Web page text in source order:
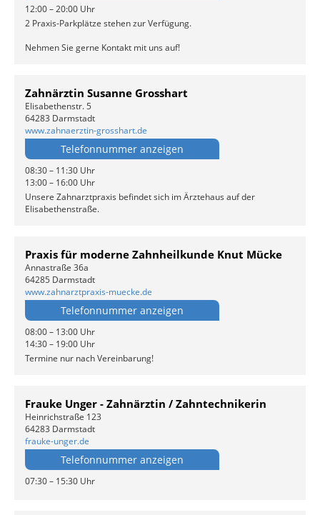
12:00 – 20:00 Uhr
2 Praxis-Parkplätze stehen zur Verfügung.
Nehmen Sie gerne Kontakt mit uns auf!
Zahnärztin Susanne Grosshart
Elisabethenstr. 5
64283 Darmstadt
www.zahnaerztin-grosshart.de
Telefonnummer anzeigen
08:30 – 11:30 Uhr
13:00 – 16:00 Uhr
Unsere Zahnarztpraxis befindet sich im Ärztehaus auf der
Elisabethenstraße.
Praxis für moderne Zahnheilkunde Knut Mücke
Annastraße 36a
64285 Darmstadt
www.zahnarztpraxis-muecke.de
Telefonnummer anzeigen
08:00 – 13:00 Uhr
14:30 – 19:00 Uhr
Termine nur nach Vereinbarung!
Frauke Unger - Zahnärztin / Zahntechnikerin
Heinrichstraße 123
64283 Darmstadt
frauke-unger.de
Telefonnummer anzeigen
07:30 – 15:30 Uhr